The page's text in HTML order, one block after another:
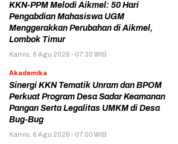
KKN-PPM Melodi Aikmel: 50 Hari
Pengabdian Mahasiswa UGM
Menggerakkan Perubahan di Aikmel,
Lombok Timur
Kamis, 6 Agu 2026 - 07:30 WIB
Akademika
Sinergi KKN Tematik Unram dan BPOM
Perkuat Program Desa Sadar Keamanan
Pangan Serta Legalitas UMKM di Desa
Bug-Bug
Kamis, 6 Agu 2026 - 07:00 WIB